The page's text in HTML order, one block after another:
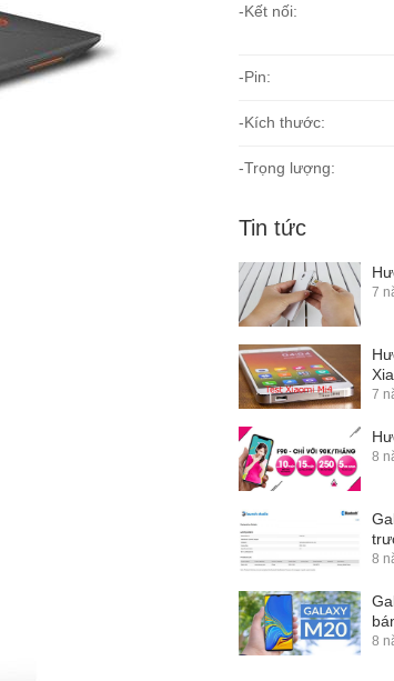
-Kết nối:
-Pin:
-Kích thước:
-Trọng lượng:
Tin tức
7
7
8
8
8